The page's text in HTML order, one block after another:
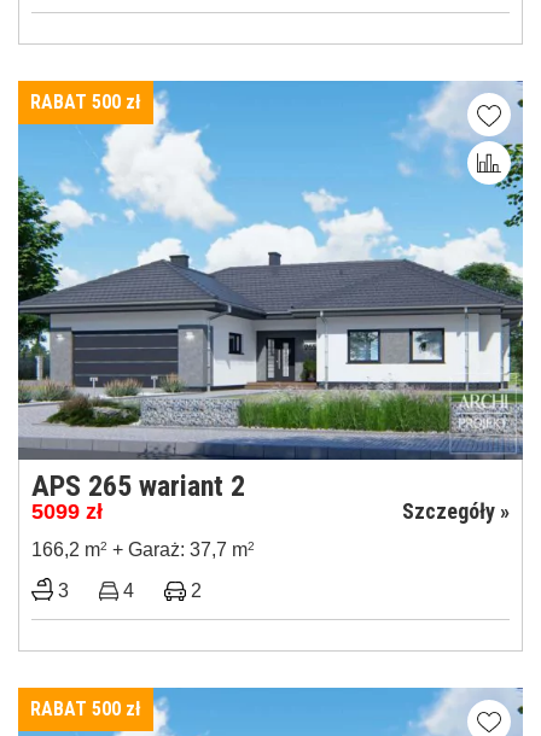
RABAT 500 zł
APS 265 wariant 2
5099 zł Szczegóły »
166,2 m2 + Garaż: 37,7 m2
3 4 2
RABAT 500 zł